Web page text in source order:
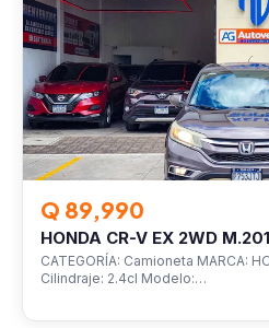
Q 89,990
HONDA CR-V EX 2WD
CATEGORÍA: Camioneta MARCA:
Cilindraje: 2.4cl Modelo:…